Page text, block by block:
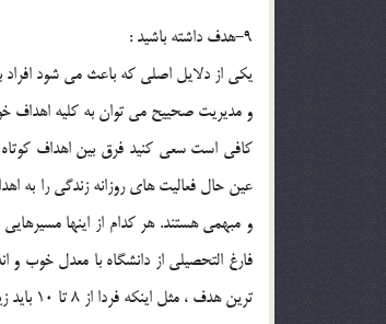
9-هدف داشته باشيد :
يكي از دلايل اصلي كه باعث مي شود افراد
و مديريت صحييح مي توان به كليه اهداف
كافي است سعي كنيد فرق بين اهداف كوتاه
عين حال فعاليت هاي روزانه زندگي را
و مبهمي هستند. هر كدام از اينها
فارغ التحصيلي از دانشگاه با معدل خوب
ترين هدف ، مثل اينكه فردا از 8 تا 10 بايد زيست بخوانم و….